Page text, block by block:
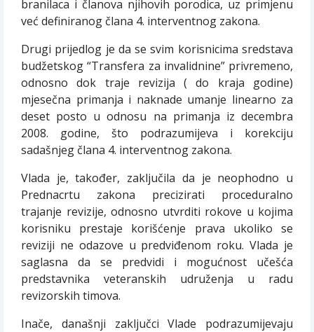
branilaca i članova njihovih porodica, uz primjenu
već definiranog člana 4. interventnog zakona.
Drugi prijedlog je da se svim korisnicima sredstava
budžetskog “Transfera za invalidnine” privremeno,
odnosno dok traje revizija ( do kraja godine)
mjesečna primanja i naknade umanje linearno za
deset posto u odnosu na primanja iz decembra
2008. godine, što podrazumijeva i korekciju
sadašnjeg člana 4. interventnog zakona.
Vlada je, također, zaključila da je neophodno u
Prednacrtu zakona precizirati proceduralno
trajanje revizije, odnosno utvrditi rokove u kojima
korisniku prestaje korišćenje prava ukoliko se
reviziji ne odazove u predviđenom roku. Vlada je
saglasna da se predvidi i mogućnost učešća
predstavnika veteranskih udruženja u radu
revizorskih timova.
Inače, današnji zaključci Vlade podrazumijevaju